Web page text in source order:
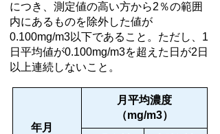
につき、測定値の高い方から2％の範囲
内にあるものを除外した値が
0.100mg/m3以下であること。ただし、1
日平均値が0.100mg/m3を超えた日が2日
以上連続しないこと。
年月
月平均濃度
（mg/m3）